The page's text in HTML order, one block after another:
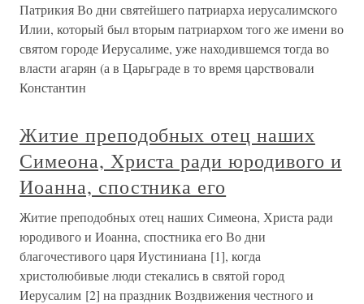
Патрикия Во дни святейшего патриарха иерусалимского
Илии, который был вторым патриархом того же имени во
святом городе Иерусалиме, уже находившемся тогда во
власти агарян (а в Царьграде в то время царствовали
Константин
Житие преподобных отец наших
Симеона, Христа ради юродивого и
Иоанна, спостника его
Житие преподобных отец наших Симеона, Христа ради
юродивого и Иоанна, спостника его Во дни
благочестивого царя Иустиниана [1], когда
христолюбивые люди стекались в святой город
Иерусалим [2] на праздник Воздвижения честного и